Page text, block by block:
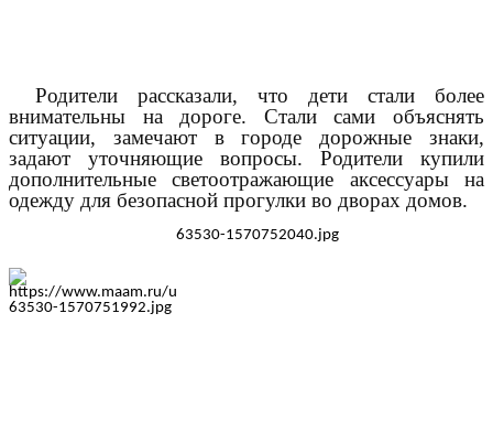
Родители рассказали, что дети стали более
внимательны на дороге. Стали сами объяснять
ситуации, замечают в городе дорожные знаки,
задают уточняющие вопросы. Родители купили
дополнительные светоотражающие аксессуары на
одежду для безопасной прогулки во дворах домов.